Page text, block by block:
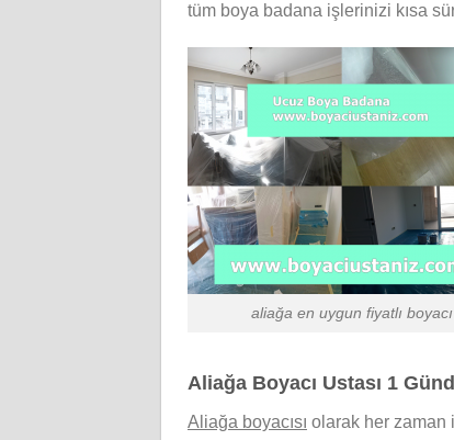
tüm boya badana işlerinizi kısa
aliağa en uygun fiyatlı boyacı
Aliağa Boyacı Ustası 1
Aliağa boyacısı olarak her zaman